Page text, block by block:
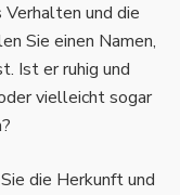
und die
Sie einen Namen,
Ist er ruhig und
vielleicht sogar
die Herkunft und